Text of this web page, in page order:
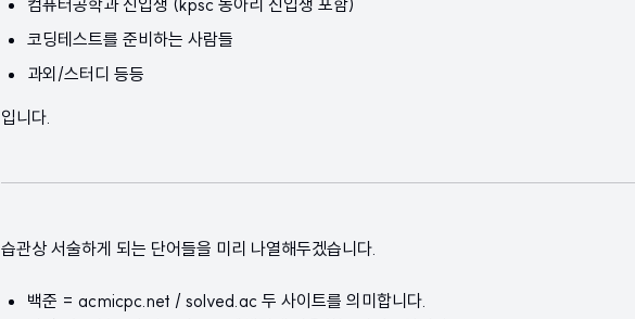
컴퓨터공학과 신입생 (kpsc 동아리 신입생 포함)
코딩테스트를 준비하는 사람들
과외/스터디 등등
입니다.
습관상 서술하게 되는 단어들을 미리 나열해두겠습니다.
백준 = acmicpc.net / solved.ac 두 사이트를 의미합니다.